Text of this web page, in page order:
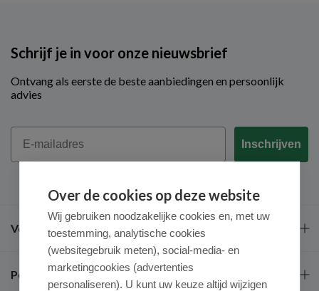
Schrijf je in voor onze nieuwsbrief
Ontvang als eerste de beste aanbiedingen en persoonlijk
advies
Email
Inschrijven
Veel gestelde vragen
Populaire merken
Over de cookies op deze website
Wij gebruiken noodzakelijke cookies en, met uw
toestemming, analytische cookies
(websitegebruik meten), social-media- en
marketingcookies (advertenties
personaliseren). U kunt uw keuze altijd wijzigen